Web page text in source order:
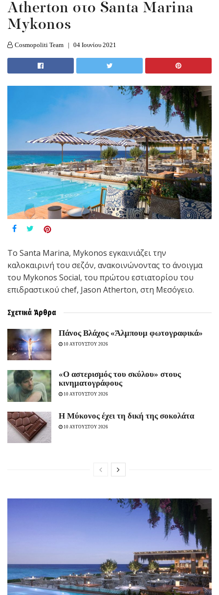
Atherton στο Santa Marina
Mykonos
Cosmopoliti Team 04 Ιουνίου 2021
Το Santa Marina, Mykonos εγκαινιάζει την
καλοκαιρινή του σεζόν, ανακοινώνοντας το άνοιγμα
του Mykonos Social, του πρώτου εστιατορίου του
επιδραστικού chef, Jason Atherton, στη Μεσόγειο.
Σχετικά Άρθρα
Πάνος Βλάχος «Άλμπουμ φωτογραφικά»
10 ΑΥΓΟΥΣΤΟΥ 2026
«Ο αστερισμός του σκύλου» στους
κινηματογράφους
10 ΑΥΓΟΥΣΤΟΥ 2026
Η Μύκονος έχει τη δική της σοκολάτα
10 ΑΥΓΟΥΣΤΟΥ 2026